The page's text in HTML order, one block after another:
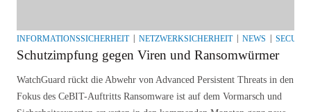
INFORMATIONSSICHERHEIT NETZWERKSICHERHEIT NEWS
Schutzimpfung gegen Viren und Ransomwürmer
WatchGuard rückt die Abwehr von Advanced Persistent Threats in den
Fokus des CeBIT-Auftritts Ransomware ist auf dem Vormarsch und